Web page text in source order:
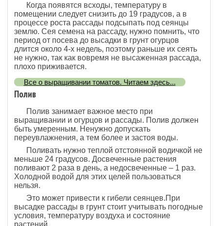
Когда появятся всходы, температуру в
помещении следует снизить до 19 градусов, а в
процессе роста рассады подсыпать под сеянцы
землю. Сея семена на рассаду, нужно помнить, что
период от посева до высадки в грунт огурцов
длится около 4-х недель, поэтому раньше их сеять
не нужно, так как вовремя не высаженная рассада,
плохо приживается.
Все о выращивании томатов. Читаем здесь...
Полив
Полив занимает важное место при
выращивании и огурцов и рассады. Полив должен
быть умеренным. Ненужно допускать
переувлажнения, а тем более и застоя воды.
Поливать нужно теплой отстоянной водичкой не
меньше 24 градусов. Досвеченные растения
поливают 2 раза в день, а недосвеченные – 1 раз.
Холодной водой для этих целей пользоваться
нельзя.
Это может привести к гибели сеянцев.При
высадке рассады в грунт стоит учитывать погодные
условия, температуру воздуха и состояние
растений.